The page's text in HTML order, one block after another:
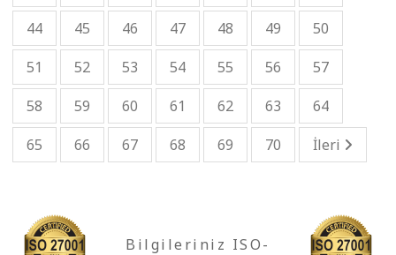
44
45 46 47 48 49
50
51
52 53 54 55 56
57
58
59 60 61 62 63
64
65
66 67 68 69 70 İleri
Bilgileriniz ISO-